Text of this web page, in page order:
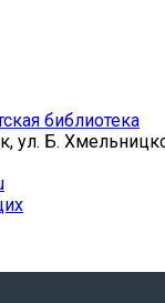
библиотека
ул. Б.